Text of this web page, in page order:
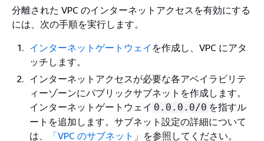
分離された VPC のインターネットアクセスを有効にする
には、次の手順を実行します。
インターネットゲートウェイ を作成し、VPC にアタ
ッチします。
インターネットアクセスが必要な各アベイラビリテ
ィーゾーンにパブリックサブネットを作成します。
インターネットゲートウェイ 0.0.0.0/0 を指すル
ートを追加します。サブネット設定の詳細について
は、
「VPC のサブネット 」を参照してください。